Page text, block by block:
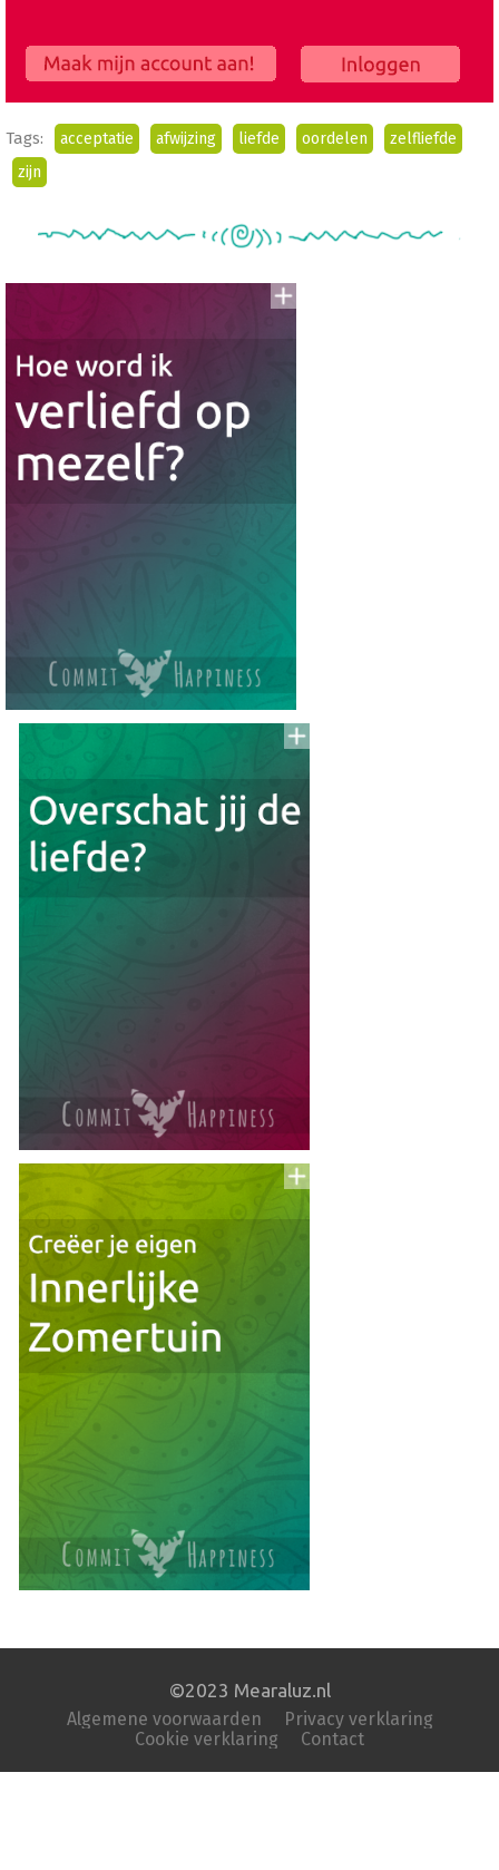
Maak mijn account aan! Inloggen
Tags: acceptatie afwijzing liefde oordelen
zelfliefde
zijn
Voeg
to
Voeg
to
Read
Voeg
to
©2023 Mearaluz.nl
Algemene voorwaarden
Privacy verklaring
Cookie verklaring
Contact